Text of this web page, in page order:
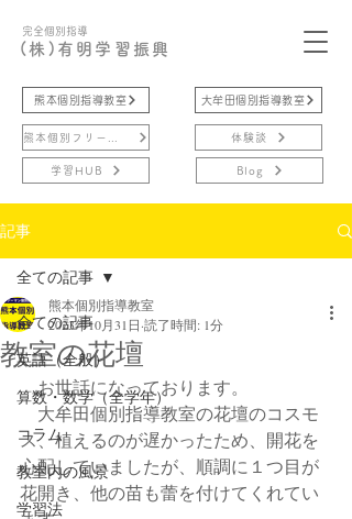
完全個別指導
(株)有明学習振興
熊本個別指導教室
学習HUB
大牟田個別指導教室
体験談
Blog
記事
全ての記事
英語（全般）
算数・数学（全学年）
コラム
教室内の風景
学習法
全ての記事
教室の花壇
熊本個別指導教室
2023年10月31日 読了時間: 1分
お世話になっております。
大牟田個別指導教室の花壇のコスモ
ス、植えるのが遅かったため、開花を
心配していましたが、順調に１つ目が
花開き、他の苗も蕾を付けてくれてい